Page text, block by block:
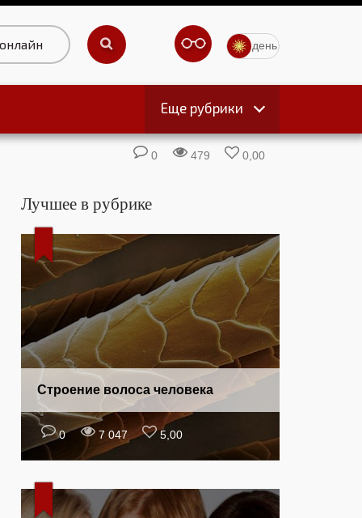
день
Еще рубрики
0 479 0,00
Лучшее в рубрике
0 7 047 5,00
Строение волоса человека